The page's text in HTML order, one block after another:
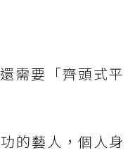
需要「齊頭式平
的藝人，個人身